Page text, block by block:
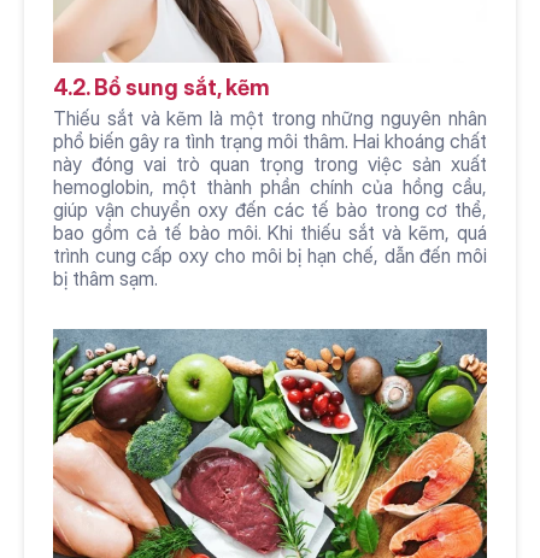
4.2. Bổ sung sắt, kẽm
Thiếu sắt và kẽm là một trong những nguyên nhân
phổ biến gây ra tình trạng môi thâm. Hai khoáng chất
này đóng vai trò quan trọng trong việc sản xuất
hemoglobin, một thành phần chính của hồng cầu,
giúp vận chuyển oxy đến các tế bào trong cơ thể,
bao gồm cả tế bào môi. Khi thiếu sắt và kẽm, quá
trình cung cấp oxy cho môi bị hạn chế, dẫn đến môi
bị thâm sạm.